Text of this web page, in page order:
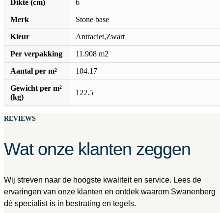
Dikte (cm) 6
Merk Stone base
Kleur Antraciet,Zwart
Per verpakking 11.908 m2
Aantal per m² 104.17
Gewicht per m²
(kg)
122.5
REVIEWS
Wat onze klanten zeggen
Wij streven naar de hoogste kwaliteit en service. Lees de
ervaringen van onze klanten en ontdek waarom Swanenberg
dé specialist is in bestrating en tegels.